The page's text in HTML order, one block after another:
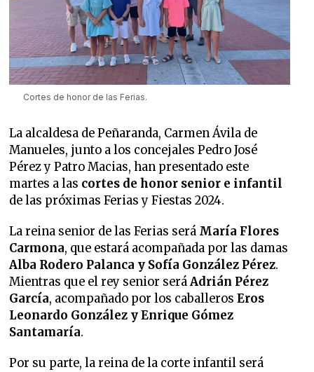
Cortes de honor de las Ferias.
La alcaldesa de Peñaranda, Carmen Ávila de
Manueles, junto a los concejales Pedro José
Pérez y Patro Macias, han presentado este
martes a las cortes de honor senior e infantil
de las próximas Ferias y Fiestas 2024.
La reina senior de las Ferias será María Flores
Carmona, que estará acompañada por las damas
Alba Rodero Palanca y Sofía González Pérez.
Mientras que el rey senior seráAdrián Pérez
García, acompañado por los caballerosEros
Leonardo González y Enrique Gómez
Santamaría.
Por su parte, la reina de la corte infantil será